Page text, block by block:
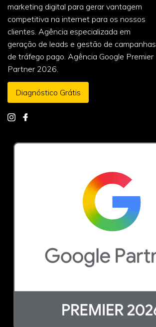
marketing digital para gerar vantagem
competitiva na internet para os nossos
clientes. Agência especializada em
geração de leads e gestão de campanhas
de tráfego pago. Agência Google Premier
Partner 2026.
Diagnóstico Grátis